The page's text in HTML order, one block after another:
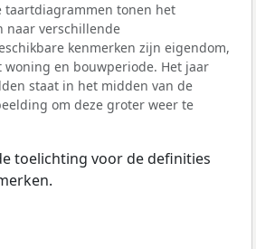
taartdiagrammen tonen het
naar verschillende
kenmerken zijn eigendom,
woning en bouwperiode. Het jaar
staat in het midden van de
om deze groter weer te
toelichting voor de definities